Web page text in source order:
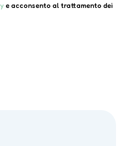
e acconsento al trattamento dei